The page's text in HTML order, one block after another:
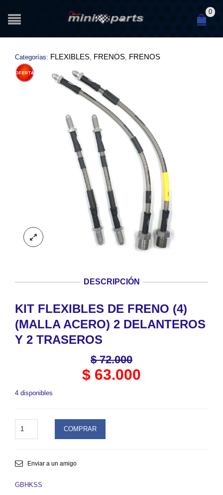
0
Categorías: FLEXIBLES FRENOS FRENOS
OFERTA
DESCRIPCIÓN
KIT FLEXIBLES DE FRENO (4)
(MALLA ACERO) 2 DELANTEROS
Y 2 TRASEROS
$72.000
$ 63.000
4 disponibles
FLEXIBLES
(4)
ACERO)
COMPRAR
Enviar a un amigo
GBHKSS